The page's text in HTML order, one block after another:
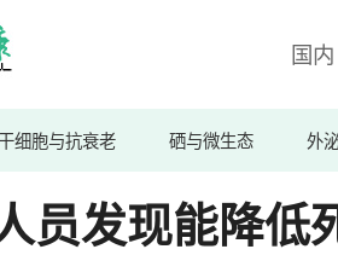
国内
细胞与抗衰老 硒与微生态 外
员发现能降低